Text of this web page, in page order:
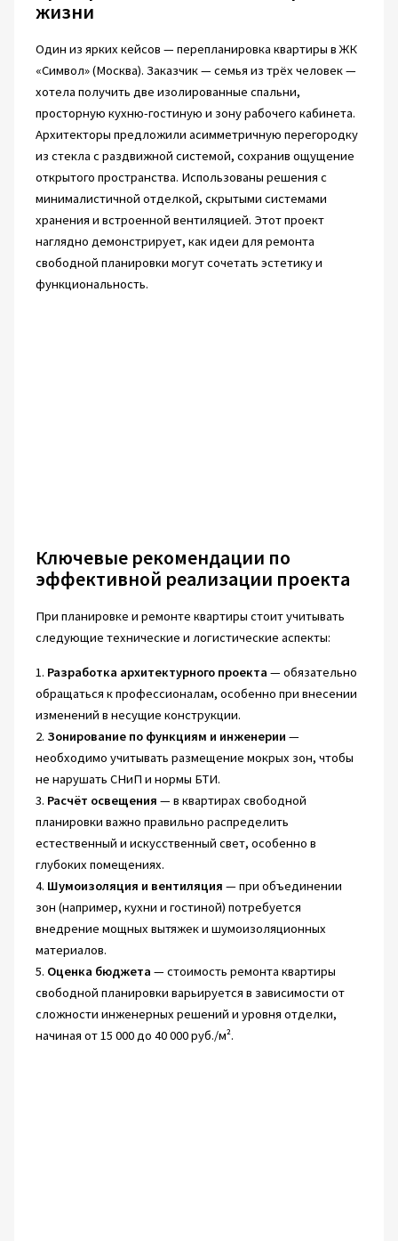
жизни
Один из ярких кейсов — перепланировка квартиры в ЖК
«Символ» (Москва). Заказчик — семья из трёх человек —
хотела получить две изолированные спальни,
просторную кухню-гостиную и зону рабочего кабинета.
Архитекторы предложили асимметричную перегородку
из стекла с раздвижной системой, сохранив ощущение
открытого пространства. Использованы решения с
минималистичной отделкой, скрытыми системами
хранения и встроенной вентиляцией. Этот проект
наглядно демонстрирует, как идеи для ремонта
свободной планировки могут сочетать эстетику и
функциональность.
Ключевые рекомендации по
эффективной реализации проекта
При планировке и ремонте квартиры стоит учитывать
следующие технические и логистические аспекты:
1. Разработка архитектурного проекта — обязательно
обращаться к профессионалам, особенно при внесении
изменений в несущие конструкции.
2. Зонирование по функциям и инженерии —
необходимо учитывать размещение мокрых зон, чтобы
не нарушать СНиП и нормы БТИ.
3. Расчёт освещения — в квартирах свободной
планировки важно правильно распределить
естественный и искусственный свет, особенно в
глубоких помещениях.
4. Шумоизоляция и вентиляция — при объединении
зон (например, кухни и гостиной) потребуется
внедрение мощных вытяжек и шумоизоляционных
материалов.
5. Оценка бюджета — стоимость ремонта квартиры
свободной планировки варьируется в зависимости от
сложности инженерных решений и уровня отделки,
начиная от 15 000 до 40 000 руб./м².